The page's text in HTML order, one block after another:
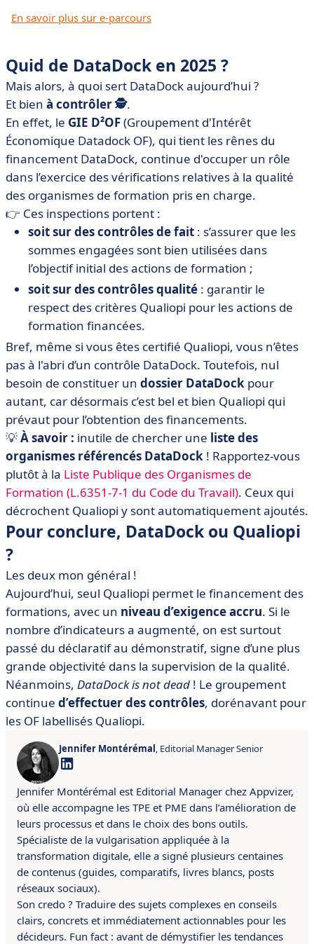
En savoir plus sur e-parcours
Quid de DataDock en 2025 ?
Mais alors, à quoi sert DataDock aujourd’hui ?
Et bien à contrôler 🕵️.
En effet, le GIE D²OF(Groupement d'Intérêt
Économique Datadock OF), qui tient les rênes du
financement DataDock, continue d'occuper un rôle
dans l’exercice des vérifications relatives à la qualité
des organismes de formation pris en charge.
👉 Ces inspections portent :
soit sur des contrôles de fait : s’assurer que les
sommes engagées sont bien utilisées dans
l’objectif initial des actions de formation ;
soit sur des contrôles qualité : garantir le
respect des critères Qualiopi pour les actions de
formation financées.
Bref, même si vous êtes certifié Qualiopi, vous n’êtes
pas à l'abri d’un contrôle DataDock. Toutefois, nul
besoin de constituer un dossier DataDock pour
autant, car désormais c’est bel et bien Qualiopi qui
prévaut pour l’obtention des financements.
💡À savoir : inutile de chercher une liste des
organismes référencés DataDock ! Rapportez-vous
plutôt à la Liste Publique des Organismes de
Formation (L.6351-7-1 du Code du Travail). Ceux qui
décrochent Qualiopi y sont automatiquement ajoutés.
Pour conclure, DataDock ou Qualiopi
?
Les deux mon général !
Aujourd’hui, seul Qualiopi permet le financement des
formations, avec un niveau d’exigence accru. Si le
nombre d’indicateurs a augmenté, on est surtout
passé du déclaratif au démonstratif, signe d’une plus
grande objectivité dans la supervision de la qualité.
Néanmoins, DataDock is not dead ! Le groupement
continue d’effectuer des contrôles, dorénavant pour
les OF labellisés Qualiopi.
Jennifer Montérémal, Editorial Manager Senior
Jennifer Montérémal est Editorial Manager chez Appvizer,
où elle accompagne les TPE et PME dans l’amélioration de
leurs processus et dans le choix des bons outils.
Spécialiste de la vulgarisation appliquée à la
transformation digitale, elle a signé plusieurs centaines
de contenus (guides, comparatifs, livres blancs, posts
réseaux sociaux).
Son credo ? Traduire des sujets complexes en conseils
clairs, concrets et immédiatement actionnables pour les
décideurs. Fun fact : avant de démystifier les tendances